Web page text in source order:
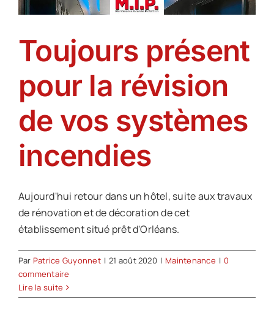
Offre d’emploi
Notre société
Contact
Toujours présent
pour la révision
de vos systèmes
incendies
Aujourd'hui retour dans un hôtel, suite aux travaux
de rénovation et de décoration de cet
établissement situé prêt d'Orléans.
Par Patrice Guyonnet | 21 août 2020 | Maintenance | 0
commentaire
Lire la suite